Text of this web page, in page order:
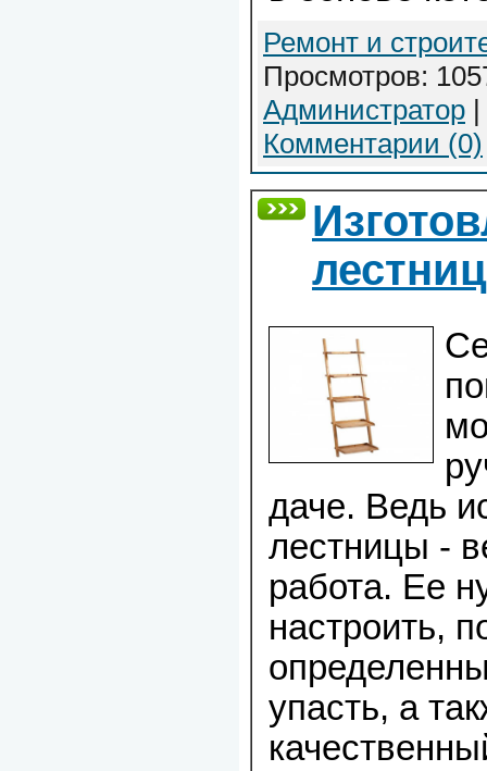
Ремонт и
Просмотров:
Администратор
Комментарии (0)
даче. Ведь
лестницы -
работа. Ее
настроить,
упасть, а